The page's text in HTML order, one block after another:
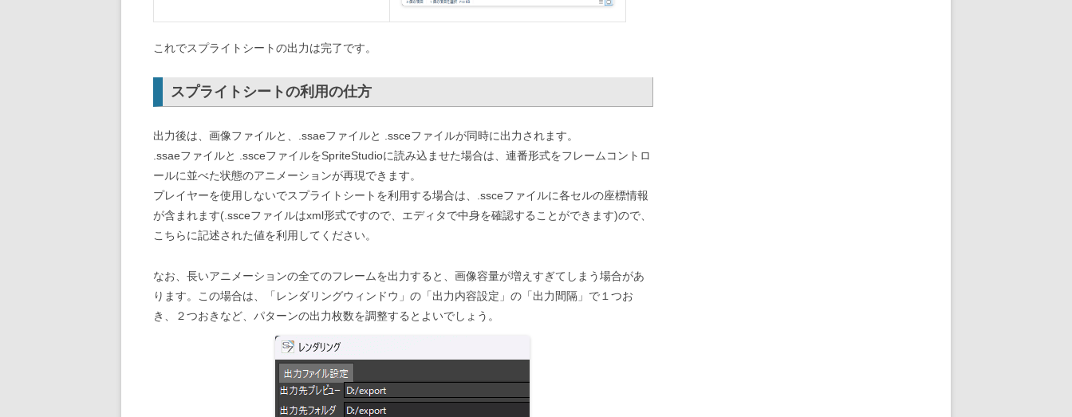
これでスプライトシートの出力は完了です。
スプライトシートの利用の仕方
出力後は、画像ファイルと、.ssaeファイルと .ssceファイルが同時に出力されます。
.ssaeファイルと .ssceファイルをSpriteStudioに読み込ませた場合は、連番形式をフレームコントロ
ールに並べた状態のアニメーションが再現できます。
プレイヤーを使用しないでスプライトシートを利用する場合は、.ssceファイルに各セルの座標情報
が含まれます(.ssceファイルはxml形式ですので、エディタで中身を確認することができます)ので、
こちらに記述された値を利用してください。
なお、長いアニメーションの全てのフレームを出力すると、画像容量が増えすぎてしまう場合があ
ります。この場合は、「レンダリングウィンドウ」の「出力内容設定」の「出力間隔」で１つお
き、２つおきなど、パターンの出力枚数を調整するとよいでしょう。